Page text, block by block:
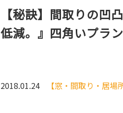
【秘訣】間取りの凹
低減。』四角いプラ
2018.01.24 【窓・間取り・居場